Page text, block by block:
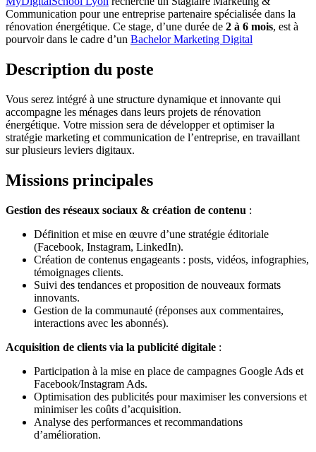
Communication pour une entreprise partenaire spécialisée dans la
rénovation énergétique. Ce stage, d’une durée de 2 à 6 mois, est à
pourvoir dans le cadre d’un Bachelor Marketing Digital
Description du poste
Vous serez intégré à une structure dynamique et innovante qui
accompagne les ménages dans leurs projets de rénovation
énergétique. Votre mission sera de développer et optimiser la
stratégie marketing et communication de l’entreprise, en travaillant
sur plusieurs leviers digitaux.
Missions principales
Gestion des réseaux sociaux & création de contenu :
Définition et mise en œuvre d’une stratégie éditoriale
(Facebook, Instagram, LinkedIn).
Création de contenus engageants : posts, vidéos, infographies,
témoignages clients.
Suivi des tendances et proposition de nouveaux formats
innovants.
Gestion de la communauté (réponses aux commentaires,
interactions avec les abonnés).
Acquisition de clients via la publicité digitale :
Participation à la mise en place de campagnes Google Ads et
Facebook/Instagram Ads.
Optimisation des publicités pour maximiser les conversions et
minimiser les coûts d’acquisition.
Analyse des performances et recommandations
d’amélioration.